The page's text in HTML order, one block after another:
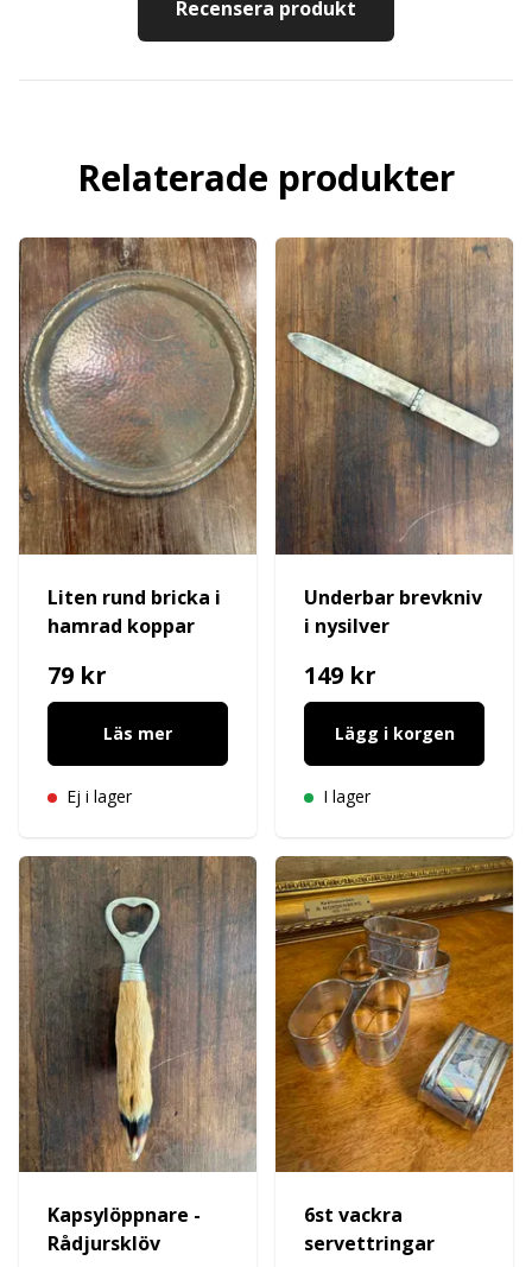
Recensera produkt
Relaterade produkter
Liten rund bricka i
hamrad koppar
79 kr
Läs mer
Ej i lager
Underbar brevkniv
i nysilver
149 kr
Lägg i korgen
I lager
Kapsylöppnare -
Rådjursklöv
6st vackra
servettringar